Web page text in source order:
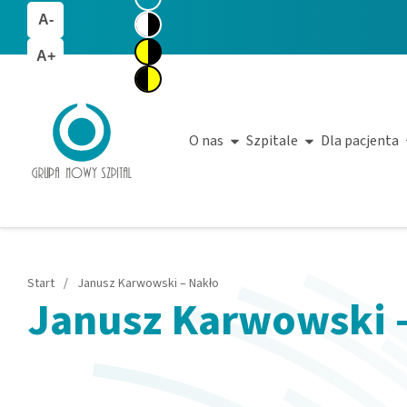
A-
A+
O nas Szpitale Dla pacjenta
Start / Janusz Karwowski – Nakło
Janusz Karwowski